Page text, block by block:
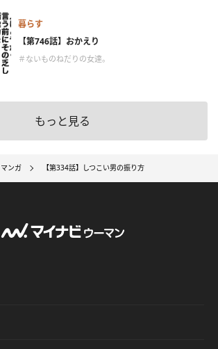
暮らす
【第746話】おかえり
＃ないものねだりの女達。
もっと見る
マンガ 【第334話】しつこい男の振り方